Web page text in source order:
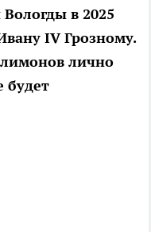
в 2025
IV Грозному.
лично
будет